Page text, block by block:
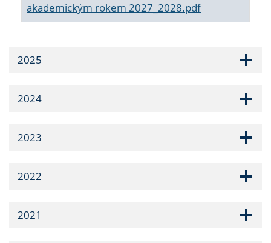
akademickým rokem 2027_2028.pdf
2025
2024
2023
2022
2021